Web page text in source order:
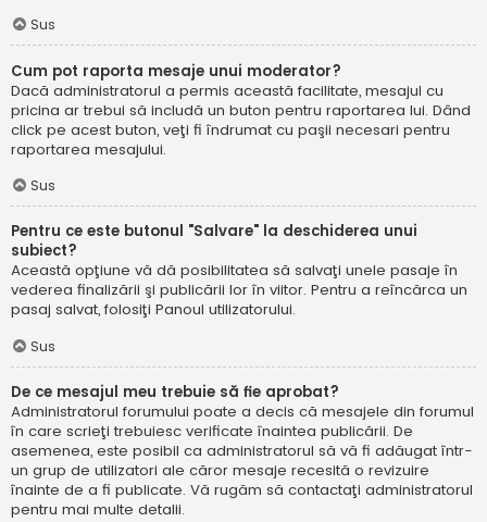
Sus
Cum pot raporta mesaje unui moderator?
Dacă administratorul a permis această facilitate, mesajul cu
pricina ar trebui să includă un buton pentru raportarea lui. Dând
click pe acest buton, veţi fi îndrumat cu paşii necesari pentru
raportarea mesajului.
Sus
Pentru ce este butonul "Salvare" la deschiderea unui
subiect?
Această opţiune vă dă posibilitatea să salvaţi unele pasaje în
vederea finalizării şi publicării lor în viitor. Pentru a reîncărca un
pasaj salvat, folosiţi Panoul utilizatorului.
Sus
De ce mesajul meu trebuie să fie aprobat?
Administratorul forumului poate a decis că mesajele din forumul
în care scrieţi trebuiesc verificate înaintea publicării. De
asemenea, este posibil ca administratorul să vă fi adăugat într-
un grup de utilizatori ale căror mesaje recesită o revizuire
înainte de a fi publicate. Vă rugăm să contactaţi administratorul
pentru mai multe detalii.